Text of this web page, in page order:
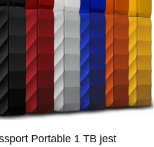
Portable 1 TB jest